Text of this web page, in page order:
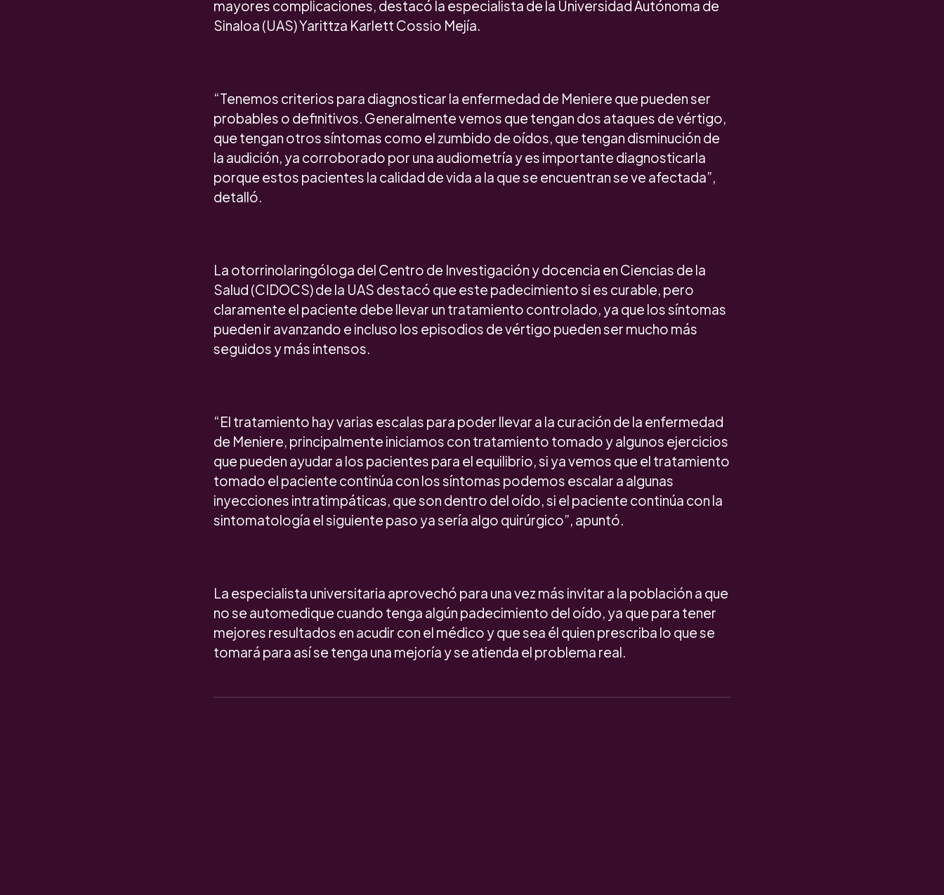
mayores complicaciones, destacó la especialista de la Universidad Autónoma de
Sinaloa (UAS) Yarittza Karlett Cossio Mejía.
“Tenemos criterios para diagnosticar la enfermedad de Meniere que pueden ser
probables o definitivos. Generalmente vemos que tengan dos ataques de vértigo,
que tengan otros síntomas como el zumbido de oídos, que tengan disminución de
la audición, ya corroborado por una audiometría y es importante diagnosticarla
porque estos pacientes la calidad de vida a la que se encuentran se ve afectada”,
detalló.
La otorrinolaringóloga del Centro de Investigación y docencia en Ciencias de la
Salud (CIDOCS) de la UAS destacó que este padecimiento si es curable, pero
claramente el paciente debe llevar un tratamiento controlado, ya que los síntomas
pueden ir avanzando e incluso los episodios de vértigo pueden ser mucho más
seguidos y más intensos.
“El tratamiento hay varias escalas para poder llevar a la curación de la enfermedad
de Meniere, principalmente iniciamos con tratamiento tomado y algunos ejercicios
que pueden ayudar a los pacientes para el equilibrio, si ya vemos que el tratamiento
tomado el paciente continúa con los síntomas podemos escalar a algunas
inyecciones intratimpáticas, que son dentro del oído, si el paciente continúa con la
sintomatología el siguiente paso ya sería algo quirúrgico”, apuntó.
La especialista universitaria aprovechó para una vez más invitar a la población a que
no se automedique cuando tenga algún padecimiento del oído, ya que para tener
mejores resultados en acudir con el médico y que sea él quien prescriba lo que se
tomará para así se tenga una mejoría y se atienda el problema real.